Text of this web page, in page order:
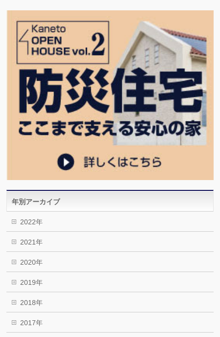
年別アーカイブ
2022年
2021年
2020年
2019年
2018年
2017年